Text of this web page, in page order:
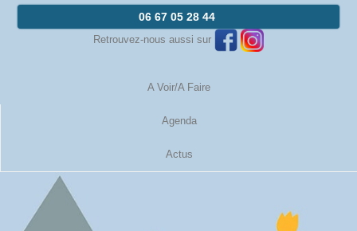
06 67 05 28 44
Retrouvez-nous aussi sur
A Voir/A Faire
Agenda
Actus